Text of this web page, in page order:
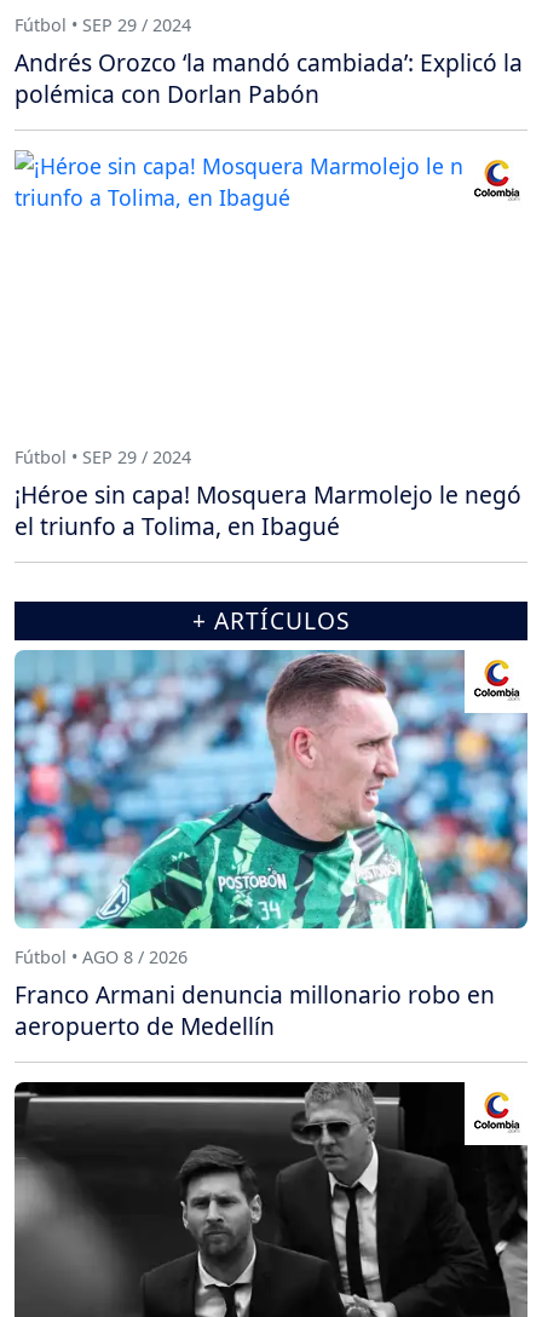
Fútbol • SEP 29 / 2024
Andrés Orozco ‘la mandó cambiada’: Explicó la
polémica con Dorlan Pabón
Fútbol • SEP 29 / 2024
¡Héroe sin capa! Mosquera Marmolejo le negó
el triunfo a Tolima, en Ibagué
+ ARTÍCULOS
Fútbol • AGO 8 / 2026
Franco Armani denuncia millonario robo en
aeropuerto de Medellín